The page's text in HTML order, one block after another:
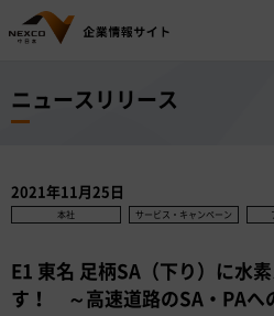
ニュースリリース
2021年11月25日
本社 サービス・キャンペーン
E1 東名 足柄SA（下り）に水
す！ ～高速道路のSA・PAへ